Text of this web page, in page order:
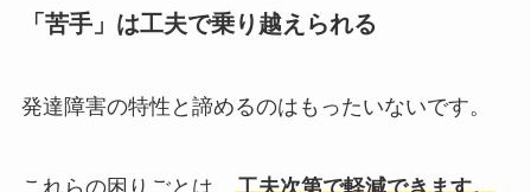
「苦手」は工夫で乗り越えられる
発達障害の特性と諦めるのはもったいないです。
これらの困りごとは、 工夫次第で軽減できます。